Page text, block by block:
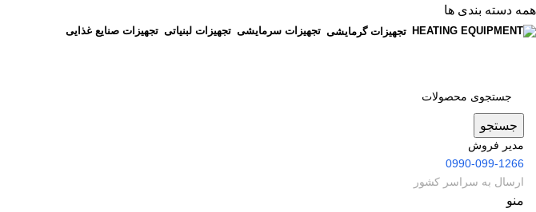
همه دسته بندی ها
تجهیزات گرمایشی تجهیزات سرمایشی تجهیزات لبنیاتی تجهیزات صنایع غذایی
جستجو
مدیر فروش
0990-099-1266
ارسال به سراسر کشور
منو